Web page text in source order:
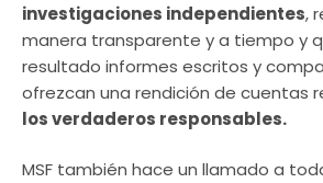
investigaciones independientes,
manera transparente y a tiempo y
resultado informes escritos y
ofrezcan una rendición de cuentas
los verdaderos responsables.
MSF también hace un llamado a